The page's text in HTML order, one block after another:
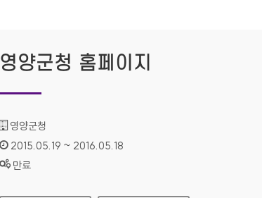
영양군청 홈페이지
기관명 :
영양군청
인증기간 :
2015.05.19 ~ 2016.05.18
상태 :
만료